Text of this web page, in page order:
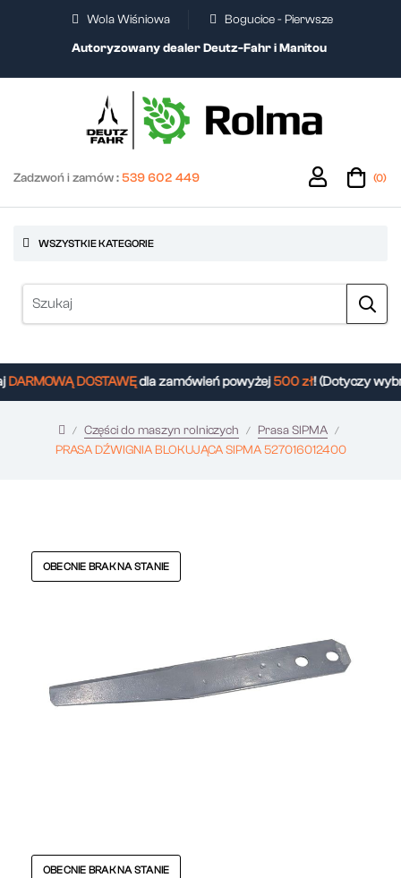
Wola Wiśniowa
Bogucice - Pierwsze
Autoryzowany dealer Deutz-Fahr i Manitou
Zadzwoń i zamów :539 602 449 (0)
WSZYSTKIE KATEGORIE
DARMOWĄ DOSTAWĘdla zamówień powyżej500 zł! (Dotyczy
Części do maszyn rolniczych
Prasa SIPMA
PRASA DŹWIGNIA BLOKUJĄCA SIPMA 527016012400
OBECNIE BRAK NA STANIE
OBECNIE BRAK NA STANIE